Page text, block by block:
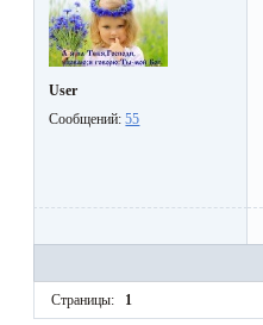
User
Сообщений:55
Страницы: 1